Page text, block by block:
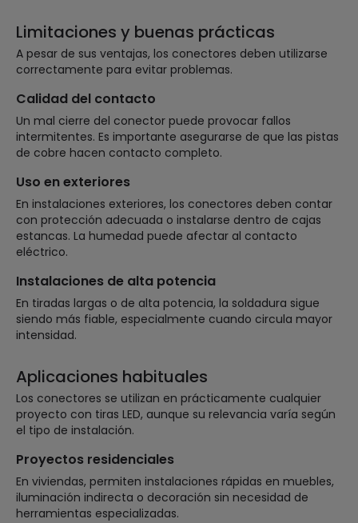
Limitaciones y buenas prácticas
A pesar de sus ventajas, los conectores deben utilizarse
correctamente para evitar problemas.
Calidad del contacto
Un mal cierre del conector puede provocar fallos
intermitentes. Es importante asegurarse de que las pistas
de cobre hacen contacto completo.
Uso en exteriores
En instalaciones exteriores, los conectores deben contar
con protección adecuada o instalarse dentro de cajas
estancas. La humedad puede afectar al contacto
eléctrico.
Instalaciones de alta potencia
En tiradas largas o de alta potencia, la soldadura sigue
siendo más fiable, especialmente cuando circula mayor
intensidad.
Aplicaciones habituales
Los conectores se utilizan en prácticamente cualquier
proyecto con tiras LED, aunque su relevancia varía según
el tipo de instalación.
Proyectos residenciales
En viviendas, permiten instalaciones rápidas en muebles,
iluminación indirecta o decoración sin necesidad de
herramientas especializadas.